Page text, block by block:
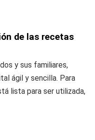
de las recetas
y sus familiares,
ágil y sencilla. Para
lista para ser utilizada,